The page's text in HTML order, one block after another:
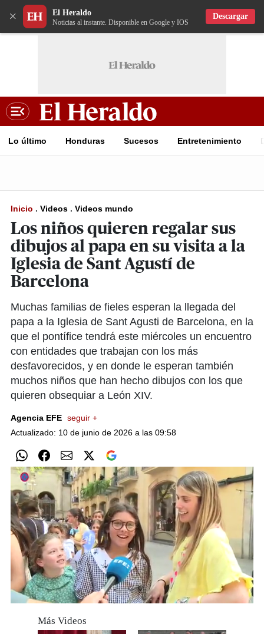
× El Heraldo
Noticias al instante. Disponible en Google y IOS
Descargar
Lo último Honduras Sucesos Entretenimiento
Inicio . Videos . Videos mundo
Los niños quieren regalar sus
dibujos al papa en su visita a la
Iglesia de Sant Agustí de
Barcelona
Muchas familias de fieles esperan la llegada del
papa a la Iglesia de Sant Agusti de Barcelona, en la
que el pontífice tendrá este miércoles un encuentro
con entidades que trabajan con los más
desfavorecidos, y en donde le esperan también
muchos niños que han hecho dibujos con los que
quieren obsequiar a León XIV.
Agencia EFE seguir +
Actualizado: 10 de junio de 2026 a las 09:58
Más Videos